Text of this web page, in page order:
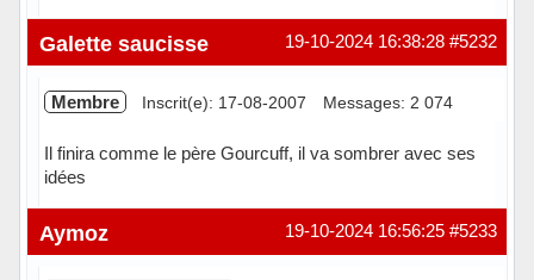
Hors ligne #5232
19-10-2024 16:38:28
Galette saucisse
Membre Inscrit(e): 17-08-2007 Messages: 2 074
Il finira comme le père Gourcuff, il va sombrer avec ses
idées
Hors ligne #5233
19-10-2024 16:56:25
Aymoz